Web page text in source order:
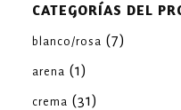
CATEGORÍAS DEL
blanco/rosa (7)
arena (1)
crema (31)